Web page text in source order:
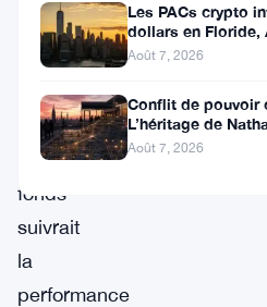
cas
d’un
ETF
Solana,
fonds
suivrait
la
performance
Les PACs crypto
dollars en Floride,
après un revers au
Août 7, 2026
Conflit de pouvoir
L’héritage de
Ian De Bode le 24
Août 7, 2026